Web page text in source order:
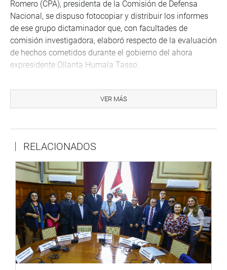
Romero (CPA), presidenta de la Comisión de Defensa
Nacional, se dispuso fotocopiar y distribuir los informes
de ese grupo dictaminador que, con facultades de
comisión investigadora, elaboró respecto de la evaluación
de hechos cometidos durante el gobierno del ahora
expresidente Ollanta Humala Tasso.
carácter de reservados, por lo que bien pueden ser
discutidos en sesiones públicas.
PRENSA CONGRESO
Puede encontrar más información en nuestra página web
y redes sociales.
http://www.congreso.gob.pe/
VER MÁS
RELACIONADOS